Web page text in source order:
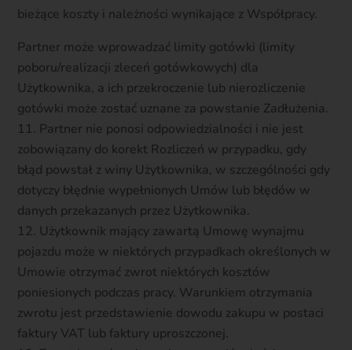
bieżące koszty i należności wynikające z Współpracy.
Partner może wprowadzać limity gotówki (limity
poboru/realizacji zleceń gotówkowych) dla
Użytkownika, a ich przekroczenie lub nierozliczenie
gotówki może zostać uznane za powstanie Zadłużenia.
Partner nie ponosi odpowiedzialności i nie jest
zobowiązany do korekt Rozliczeń w przypadku, gdy
błąd powstał z winy Użytkownika, w szczególności gdy
dotyczy błędnie wypełnionych Umów lub błędów w
danych przekazanych przez Użytkownika.
Użytkownik mający zawartą Umowę wynajmu
pojazdu może w niektórych przypadkach określonych w
Umowie otrzymać zwrot niektórych kosztów
poniesionych podczas pracy. Warunkiem otrzymania
zwrotu jest przedstawienie dowodu zakupu w postaci
faktury VAT lub faktury uproszczonej.